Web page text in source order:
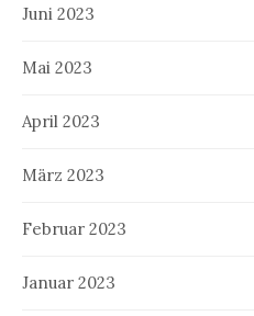
Juni 2023
Mai 2023
April 2023
März 2023
Februar 2023
Januar 2023